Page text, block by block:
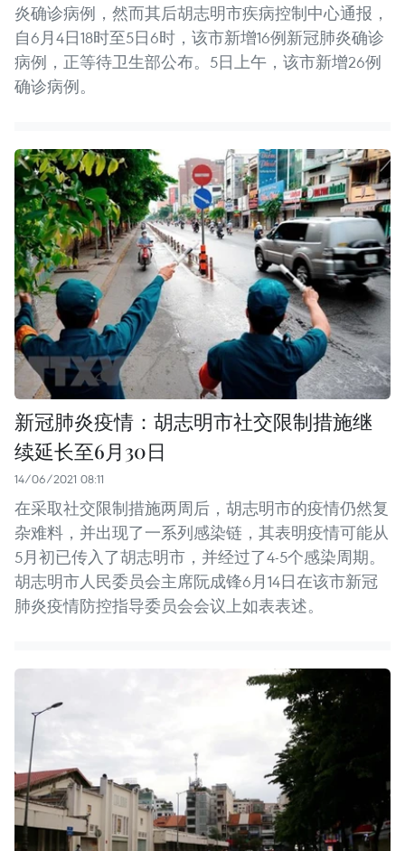
炎确诊病例，然而其后胡志明市疾病控制中心通报，
自6月4日18时至5日6时，该市新增16例新冠肺炎确诊
病例，正等待卫生部公布。5日上午，该市新增26例
确诊病例。
新冠肺炎疫情：胡志明市社交限制措施继
续延长至6月30日
14/06/2021 08:11
在采取社交限制措施两周后，胡志明市的疫情仍然复
杂难料，并出现了一系列感染链，其表明疫情可能从
5月初已传入了胡志明市，并经过了4-5个感染周期。
胡志明市人民委员会主席阮成锋6月14日在该市新冠
肺炎疫情防控指导委员会会议上如表表述。